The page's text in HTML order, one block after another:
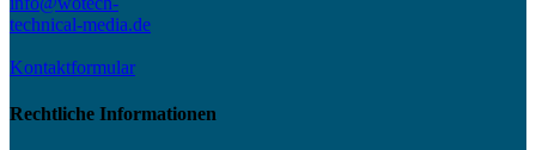
technical-media.de
Kontaktformular
Rechtliche Informationen